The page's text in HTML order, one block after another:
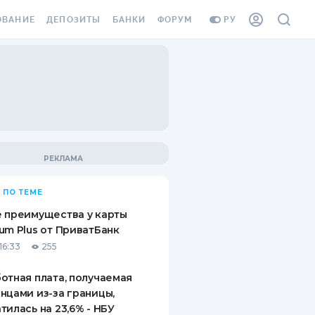
РУ
ВИНЬЕТКА
СОТРУДНИКОВ
ОТ
СЛУЧАЕВ
ДЕПОЗИТЫ
ВОПРОСЫ И ОТВЕТЫ
ПУТЕВОДИТЕЛИ ПО
БАНКИ ФОРУМ
ПО ТЕМЕ
преимущества у карты
Plus от ПриватБанк
255
плата, получаемая
из-за границы,
на 23,6% - НБУ